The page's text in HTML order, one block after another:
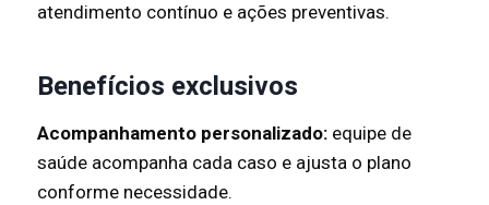
atendimento contínuo e ações preventivas.
Benefícios exclusivos
Acompanhamento personalizado: equipe de
saúde acompanha cada caso e ajusta o plano
conforme necessidade.